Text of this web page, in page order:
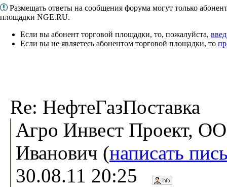
Размещать ответы на сообщения форума могут только
площадки NGE.RU.
Если вы абонент торговой площадки, то, пожалуйста,
Если вы не являетесь абонентом торговой площадки, то
Re: НефтеГазПоставка
Aгро Инвест Проект,
Иванович (написать
30.08.11 20:25